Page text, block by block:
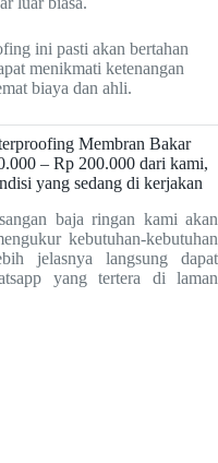
ini pasti akan bertahan
menikmati ketenangan
biaya dan ahli.
Membran Bakar
– Rp 200.000 dari kami,
yang sedang di kerjakan
baja ringan kami akan
kebutuhan-kebutuhan
jelasnya langsung dapat
yang tertera di laman